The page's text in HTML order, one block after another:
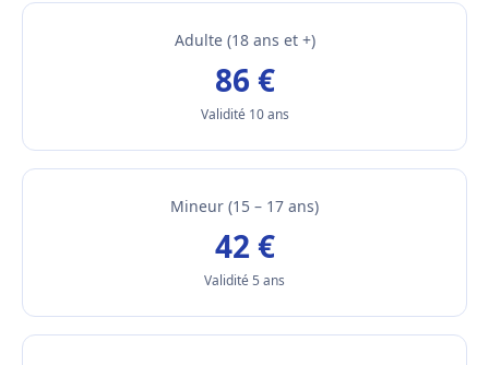
Adulte (18 ans et +)
86 €
Validité 10 ans
Mineur (15 – 17 ans)
42 €
Validité 5 ans